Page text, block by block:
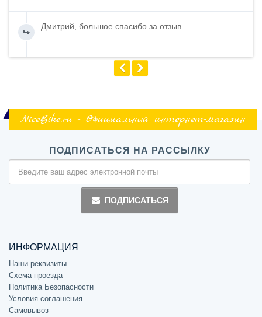
Дмитрий, большое спасибо за отзыв.
NiceBike.ru - Официальный интернет-магазин
ПОДПИСАТЬСЯ НА РАССЫЛКУ
ПОДПИСАТЬСЯ
ИНФОРМАЦИЯ
Наши реквизиты
Схема проезда
Политика Безопасности
Условия соглашения
Самовывоз